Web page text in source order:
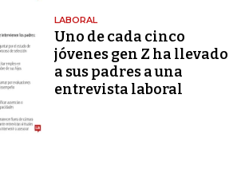
LABORAL
Uno de cada cinco
jóvenes gen Z ha llevado
a sus padres a una
entrevista laboral